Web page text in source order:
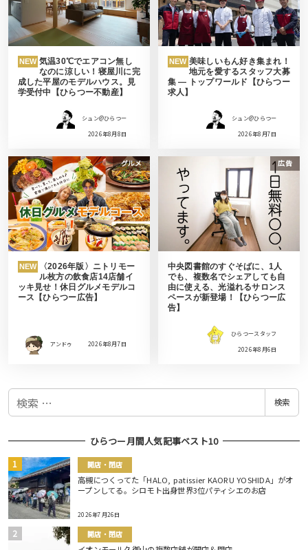
NEW 気温30℃でエアコン無し
なのに涼しい！寝屋川に完
成した平屋のモデルハウス。見
学受付中【ひらつー不動産】
シュン@ひらつー
2026年8月8日
NEW 美味しいもん好き集まれ！
地元を愛するスタッフ大募
集 ― トップワールド【ひらつー
求人】
シュン@ひらつー
2026年8月7日
グルメ
NEW
〈2026年版〉ニトリモー
ル枚方の飲食店14店舗イ
ッキ見せ！休日グルメモデルコ
ース【ひらつー広告】
アンドゥ 2026年8月7日
広告
中央図書館のすぐそばに、1人
でも、複数名でシェアしても自
由に使える、光溢れるサロンス
ペースが新登場！【ひらつー広
告】
ひらつースタッフ
2026年8月6日
検
検索
ひらつー月間人気記事ベスト10
開店・閉店
高槻につくってた「HALO, patissier KAORU YOSHIDA」がオ
ープンしてる。シロモト出身世界3位パティシエのお店
2026年7月26日
開店・閉店